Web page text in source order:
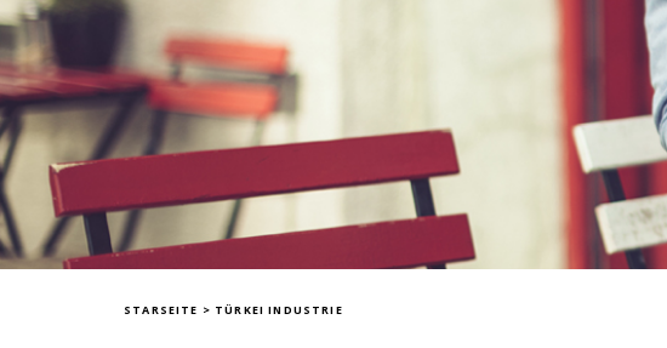
STARSEITE > TÜRKEI INDUSTRIE